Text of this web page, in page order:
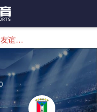
国际友谊直播